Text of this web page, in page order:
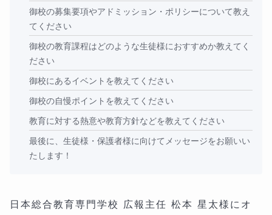
御校の募集要項やアドミッション・ポリシーについて教え
てください
御校の教育課程はどのような生徒様におすすめか教えてく
ださい
御校にあるイベントを教えてください
御校の自慢ポイントを教えてください
教育に対する熱意や教育方針などを教えてください
最後に、生徒様・保護者様に向けてメッセージをお願いい
たします！
日本総合教育専門学校 広報主任 松本 星太様にオ